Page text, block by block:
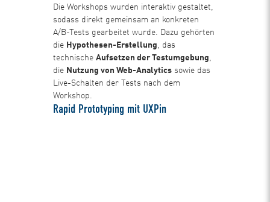
Die Workshops wurden interaktiv gestaltet,
sodass direkt gemeinsam an konkreten
A/B-Tests gearbeitet wurde. Dazu gehörten
die Hypothesen-Erstellung, das
technische Aufsetzen der Testumgebung,
die Nutzung von Web-Analyticssowie das
Live-Schalten der Tests nach dem
Workshop.
Rapid Prototyping mit UXPin